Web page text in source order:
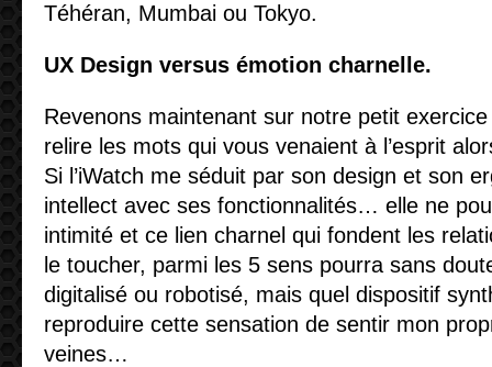
Téhéran, Mumbai ou Tokyo.
UX Design versus émotion charnelle.
Revenons maintenant sur notre petit
relire les mots qui vous venaient à l’esprit
Si l’iWatch me séduit par son design et son
intellect avec ses fonctionnalités… elle ne
intimité et ce lien charnel qui fondent les
le toucher, parmi les 5 sens pourra sans
digitalisé ou robotisé, mais quel dispositif
reproduire cette sensation de sentir mon
veines…